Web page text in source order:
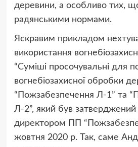
деревини, а особливо тих,
радянськими нормами.
Яскравим прикладом
використання
“Суміші просочувальні для
вогнебіозахисної обробки
“Пожзабезпечення Л-1” та
Л-2”, який був
директором ПП
жовтня 2020 р. Так, саме